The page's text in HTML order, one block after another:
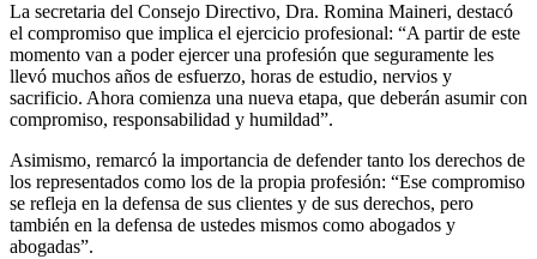
La secretaria del Consejo Directivo, Dra. Romina Maineri, destacó
el compromiso que implica el ejercicio profesional: “A partir de este
momento van a poder ejercer una profesión que seguramente les
llevó muchos años de esfuerzo, horas de estudio, nervios y
sacrificio. Ahora comienza una nueva etapa, que deberán asumir con
compromiso, responsabilidad y humildad”.
Asimismo, remarcó la importancia de defender tanto los derechos de
los representados como los de la propia profesión: “Ese compromiso
se refleja en la defensa de sus clientes y de sus derechos, pero
también en la defensa de ustedes mismos como abogados y
abogadas”.